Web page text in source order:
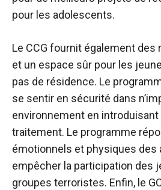
pour les adolescents.
Le CCG fournit également
et un espace sûr pour les
pas de résidence. Le
se sentir en sécurité dans
environnement en
traitement. Le programme
émotionnels et physiques des
empêcher la participation des
groupes terroristes. Enfin, le